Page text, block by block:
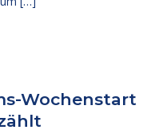
Wochenstart